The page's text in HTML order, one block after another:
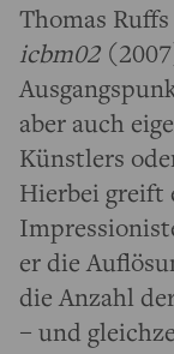
Thomas
icbm02
aber auch
Künstlers
Hierbei
er die
die Anzahl
– und